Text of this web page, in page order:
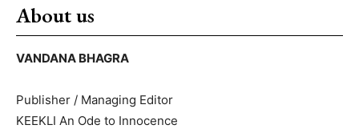
About us
VANDANA BHAGRA
Publisher / Managing Editor
KEEKLI An Ode to Innocence